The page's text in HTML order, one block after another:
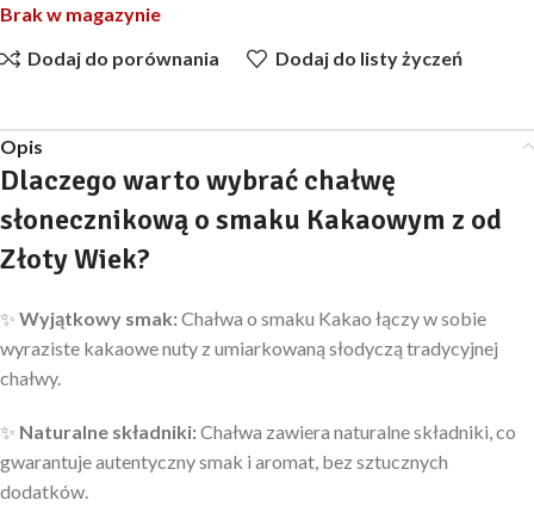
Brak w magazynie
Dodaj do porównania
Dodaj do listy życzeń
Opis
Dlaczego warto wybrać chałwę
słonecznikową o smaku Kakaowym z od
Złoty Wiek?
✨ Wyjątkowy smak:Chałwa o smaku Kakao łączy w sobie
wyraziste kakaowe nuty z umiarkowaną słodyczą tradycyjnej
chałwy.
✨ Naturalne składniki:Chałwa zawiera naturalne składniki, co
gwarantuje autentyczny smak i aromat, bez sztucznych
dodatków.